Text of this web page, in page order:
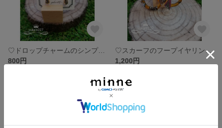
♡ドロップチャームのシンプルピアス♡
800円
♡スカーフのフープイヤリング♡(からし色)
1,200円